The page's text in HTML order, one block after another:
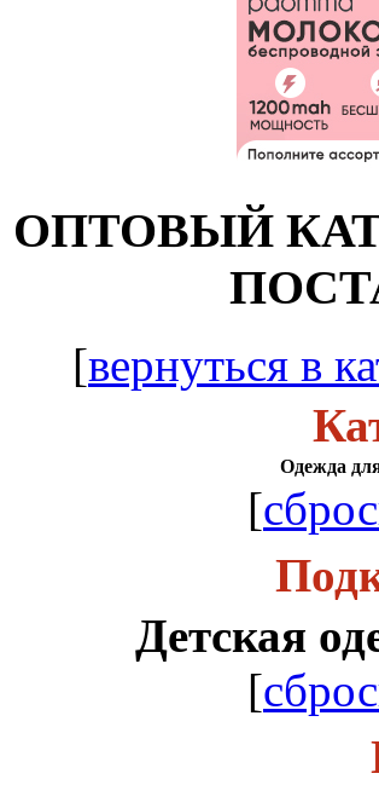
ОПТОВЫЙ
[вернуться в
Одежда
[
Детская
[